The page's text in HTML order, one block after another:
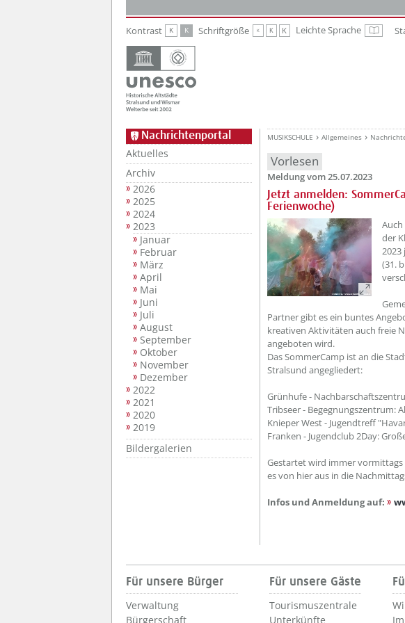
Kontrast K K Schriftgröße K K K Leichte Sprache Leichte
Nachrichtenportal
Aktuelles
Archiv
2026
2025
2024
2023
Januar
Februar
März
April
Mai
Juni
Juli
August
September
Oktober
November
Dezember
2022
2021
2020
2019
Bildergalerien
MUSIKSCHULE Allgemeines
Vorlesen
Meldung vom 25.07.2023
Jetzt anmelden:
Ferienwoche)
???
der
2023
(31.
Partner gibt es ein buntes
kreativen Aktivitäten auch freie
angeboten wird.
Das SommerCamp ist an die
Stralsund angegliedert:
Grünhufe -
Tribseer - Begegnungszentrum:
Knieper West - Jugendtreff
Franken - Jugendclub 2Day:
Gestartet wird immer
es von hier aus in die
Infos und Anmeldung auf:
Für unsere Bürger
Verwaltung
Bürgerschaft
Für unsere Gäste
Tourismuszentrale
Unterkünfte